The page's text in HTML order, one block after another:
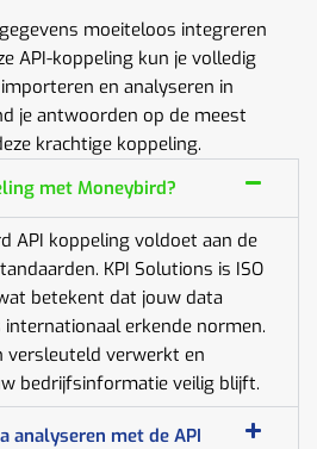
moeiteloos integreren
API-koppeling kun je volledig
en analyseren in
je antwoorden op de meest
krachtige koppeling.
met Moneybird?
API koppeling voldoet aan de
KPI Solutions is ISO
betekent dat jouw data
erkende normen.
versleuteld verwerkt en
bedrijfsinformatie veilig blijft.
analyseren met de API